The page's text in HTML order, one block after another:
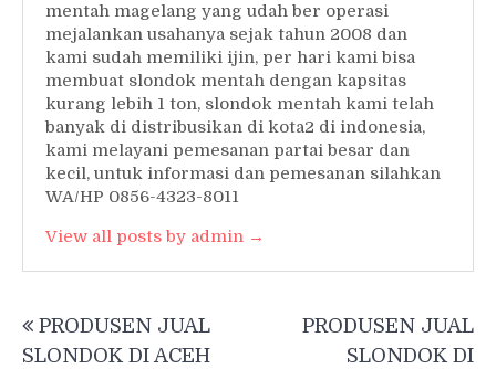
mentah magelang yang udah ber operasi
mejalankan usahanya sejak tahun 2008 dan
kami sudah memiliki ijin, per hari kami bisa
membuat slondok mentah dengan kapsitas
kurang lebih 1 ton, slondok mentah kami telah
banyak di distribusikan di kota2 di indonesia,
kami melayani pemesanan partai besar dan
kecil, untuk informasi dan pemesanan silahkan
WA/HP 0856-4323-8011
View all posts by admin →
navigation
PRODUSEN JUAL
SLONDOK DI ACEH
PRODUSEN JUAL
SLONDOK DI